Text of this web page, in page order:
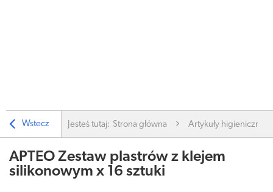
Wstecz Jesteś tutaj: Strona główna Artykuły higieniczne
APTEO Zestaw plastrów z klejem
silikonowym x 16 sztuki